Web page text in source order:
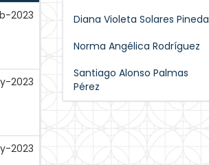
2023
2023
2023
Diana Violeta Solares Pineda
Norma Angélica Rodríguez
Santiago Alonso Palmas
Pérez